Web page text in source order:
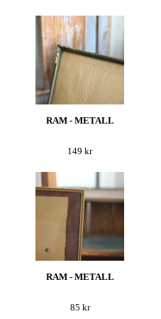
RAM - METALL
149 kr
RAM - METALL
85 kr